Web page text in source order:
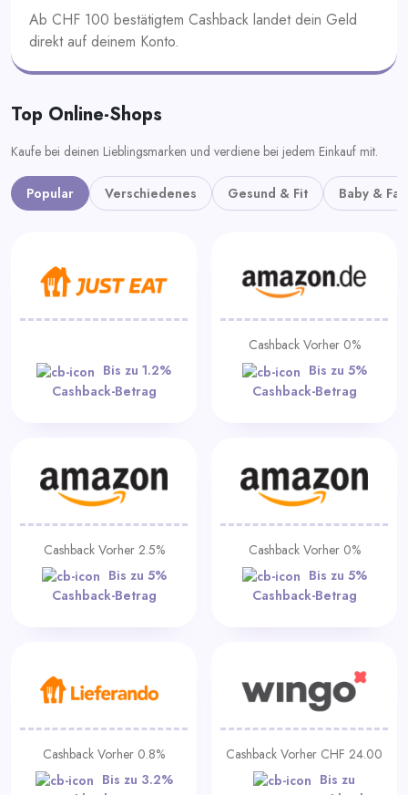
Ab CHF 100 bestätigtem Cashback landet dein Geld
direkt auf deinem Konto.
Top Online-Shops
Kaufe bei deinen Lieblingsmarken und verdiene bei jedem Einkauf mit.
Popular Verschiedenes Gesund & Fit Baby &
Bis zu 1.2%
Cashback-Betrag
Cashback Vorher 0%
Bis zu 5%
Cashback-Betrag
Cashback Vorher 2.5%
Bis zu 5%
Cashback-Betrag
Cashback Vorher 0%
Bis zu 5%
Cashback-Betrag
Cashback Vorher 0.8%
Bis zu 3.2%
Cashback Vorher CHF 24.00
Bis zu